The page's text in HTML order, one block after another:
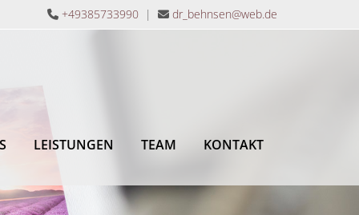
 +49385733990 |  dr_behnsen@web.de
LEISTUNGEN TEAM KONTAKT